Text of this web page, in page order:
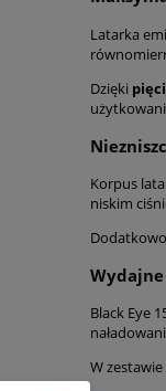
Latarka
Dzięki
Korpus
niskim
Black Eye
W